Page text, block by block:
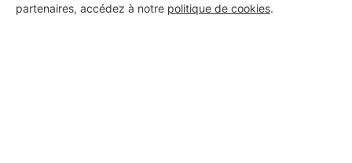
partenaires, accédez à notre politique de cookies.